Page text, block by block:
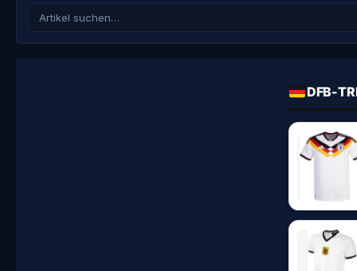
DFB-